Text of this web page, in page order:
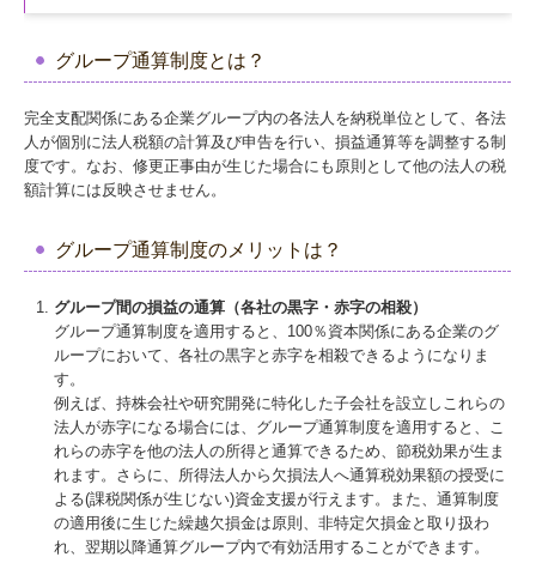
よくある質問
事務所通信
2026年
2025年
採用メッセージ
キャリアアップ・教育制度
監査担当者の1日
働きやすさへの取組
募集要項
グループ通算制度とは？
完全支配関係にある企業グループ内の各法人を納税単位として、各法
人が個別に法人税額の計算及び申告を行い、損益通算等を調整する制
度です。なお、修更正事由が生じた場合にも原則として他の法人の税
額計算には反映させません。
グループ通算制度のメリットは？
グループ間の損益の通算（各社の黒字・赤字の相殺）
グループ通算制度を適用すると、100％資本関係にある企業のグ
ループにおいて、各社の黒字と赤字を相殺できるようになりま
す。
例えば、持株会社や研究開発に特化した子会社を設立しこれらの
法人が赤字になる場合には、グループ通算制度を適用すると、こ
れらの赤字を他の法人の所得と通算できるため、節税効果が生ま
れます。さらに、所得法人から欠損法人へ通算税効果額の授受に
よる(課税関係が生じない)資金支援が行えます。また、通算制度
の適用後に生じた繰越欠損金は原則、非特定欠損金と取り扱わ
れ、翌期以降通算グループ内で有効活用することができます。